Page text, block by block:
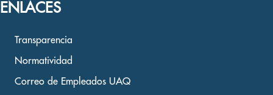
ENLACES
Transparencia
Normatividad
Correo de Empleados UAQ